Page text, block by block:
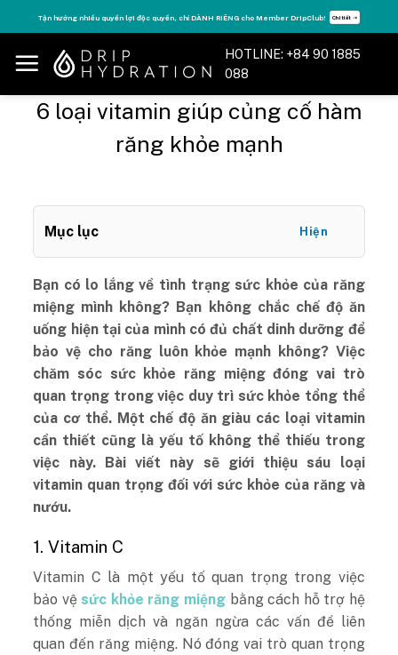
to
content
DÀNH RIÊNG cho Member DripClub! Chi tiết ➝ Tăng năng lượng - sống đỉnh cao
HOTLINE: +84 90 1885
088
6 loại vitamin giúp củng cố hàm
răng khỏe mạnh
Mục lục Hiện
Bạn có lo lắng về tình trạng sức khỏe của răng
miệng mình không? Bạn không chắc chế độ ăn
uống hiện tại của mình có đủ chất dinh dưỡng để
bảo vệ cho răng luôn khỏe mạnh không? Việc
chăm sóc sức khỏe răng miệng đóng vai trò
quan trọng trong việc duy trì sức khỏe tổng thể
của cơ thể. Một chế độ ăn giàu các loại vitamin
cần thiết cũng là yếu tố không thể thiếu trong
việc này. Bài viết này sẽ giới thiệu sáu loại
vitamin quan trọng đối với sức khỏe của răng và
nướu.
1. Vitamin C
Vitamin C là một yếu tố quan trọng trong việc
bảo vệ sức khỏe răng miệng bằng cách hỗ trợ hệ
thống miễn dịch và ngăn ngừa các vấn đề liên
quan đến răng miệng. Nó đóng vai trò quan trọng